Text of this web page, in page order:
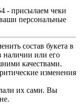
- присылаем чеки
персональные
состав букета в
наличии или его
качествами.
изменения
их сами. Вы